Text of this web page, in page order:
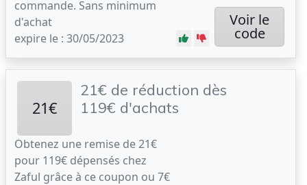
commande. Sans minimum
d'achat
expire le : 30/05/2023
Voir le
code
21€
21€ de réduction dès
119€ d'achats
Obtenez une remise de 21€
pour 119€ dépensés chez
Zaful grâce à ce coupon ou 7€